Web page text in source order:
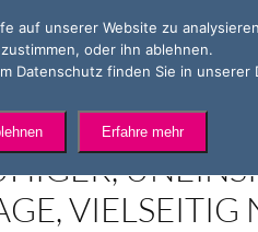
GELEGENES
VIELSEITIG
auf unserer Website zu
oder ihn ablehnen.
Datenschutz finden Sie in unserer
Erfahre mehr